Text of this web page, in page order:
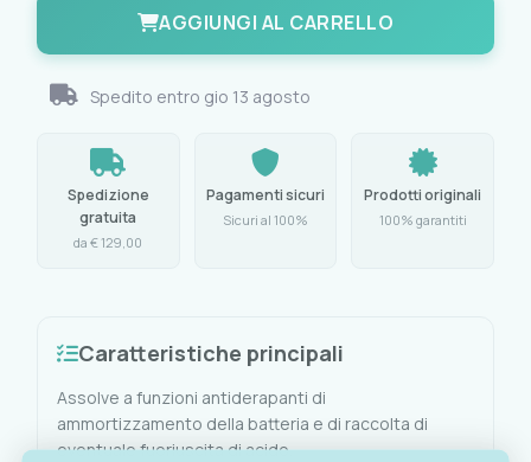
AGGIUNGI AL CARRELLO
Spedito entro gio 13 agosto
Spedizione
gratuita
da € 129,00
Pagamenti sicuri
Sicuri al 100%
Prodotti originali
100% garantiti
Caratteristiche principali
Assolve a funzioni antiderapanti di
ammortizzamento della batteria e di raccolta di
eventuale fuoriuscita di acido.